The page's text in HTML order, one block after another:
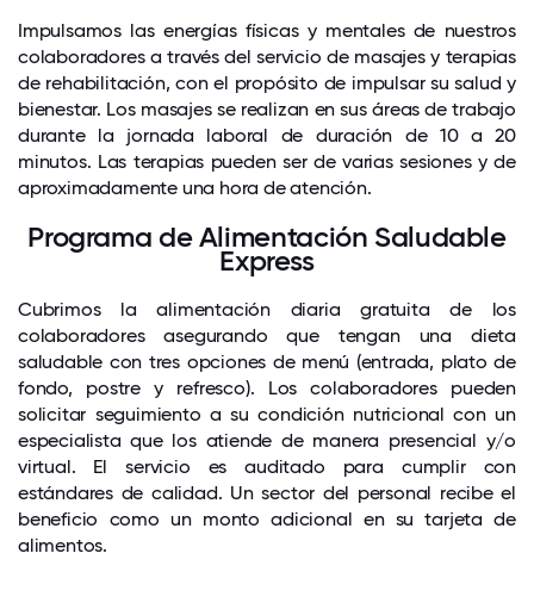
Impulsamos las energías físicas y mentales de nuestros
colaboradores a través del servicio de masajes y terapias
de rehabilitación, con el propósito de impulsar su salud y
bienestar. Los masajes se realizan en sus áreas de trabajo
durante la jornada laboral de duración de 10 a 20
minutos. Las terapias pueden ser de varias sesiones y de
aproximadamente una hora de atención.
Programa de Alimentación Saludable
Express
Cubrimos la alimentación diaria gratuita de los
colaboradores asegurando que tengan una dieta
saludable con tres opciones de menú (entrada, plato de
fondo, postre y refresco). Los colaboradores pueden
solicitar seguimiento a su condición nutricional con un
especialista que los atiende de manera presencial y/o
virtual. El servicio es auditado para cumplir con
estándares de calidad. Un sector del personal recibe el
beneficio como un monto adicional en su tarjeta de
alimentos.